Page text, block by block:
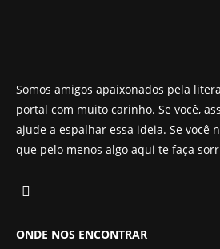
Somos amigos apaixonados pela
portal com muito carinho. Se você,
ajude a espalhar essa ideia. Se você
que pelo menos algo aqui te faça
ONDE NOS ENCONTRAR